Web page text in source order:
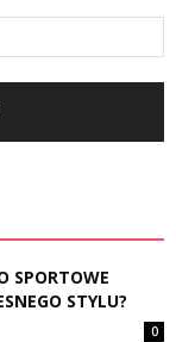
SPORTOWE
STYLU?
0